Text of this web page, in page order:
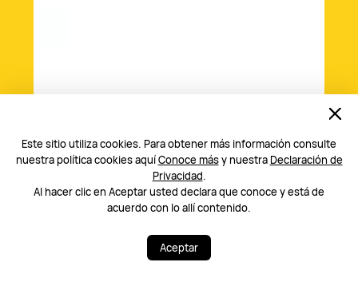
Este sitio utiliza cookies. Para obtener más información consulte
nuestra política cookies aquíConoce másy nuestraDeclaración de
Privacidad.
Al hacer clic en Aceptar usted declara que conoce y está de
acuerdo con lo allí contenido.
Aceptar